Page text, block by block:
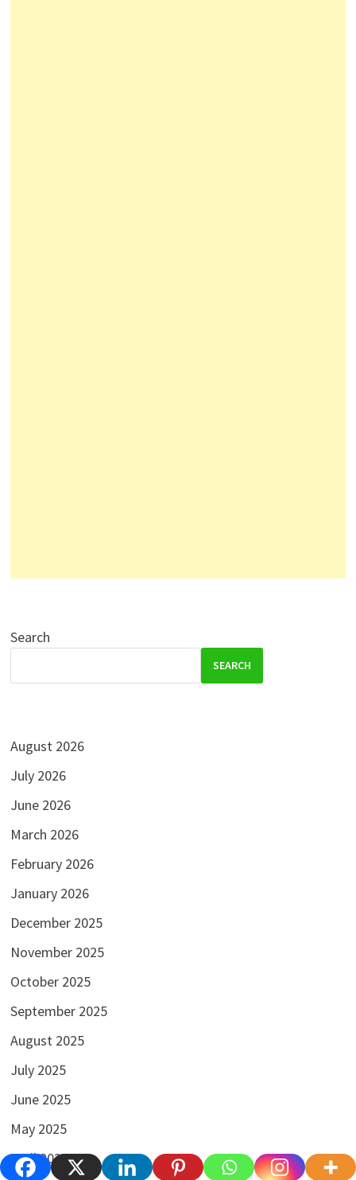
Search
SEARCH
August 2026
July 2026
June 2026
March 2026
February 2026
January 2026
December 2025
November 2025
October 2025
September 2025
August 2025
July 2025
June 2025
May 2025
April 2025